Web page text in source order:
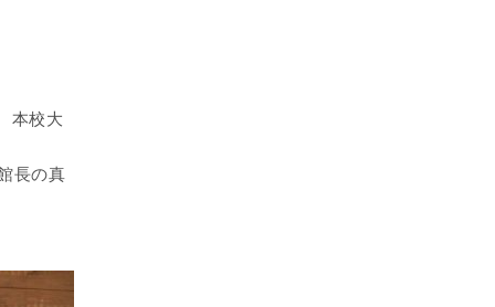
本校大
長の真